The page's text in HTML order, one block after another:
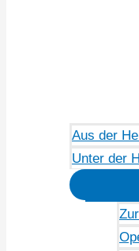
Aus der
Unter der